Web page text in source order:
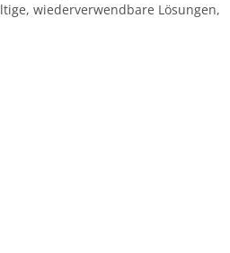
wiederverwendbare Lösungen,